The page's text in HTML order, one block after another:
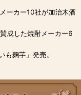
ーカー10社が加治木酒
成した焼酎メーカー6
麹芋」発売。